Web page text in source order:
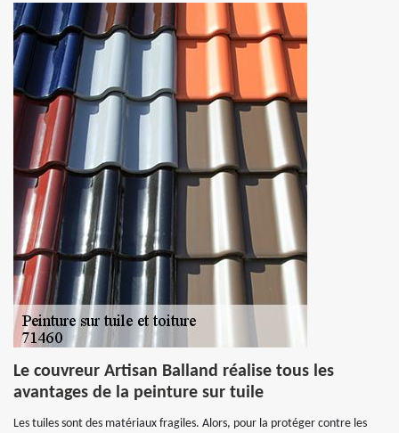
Le couvreur Artisan Balland réalise tous les
avantages de la peinture sur tuile
Les tuiles sont des matériaux fragiles. Alors, pour la protéger contre les